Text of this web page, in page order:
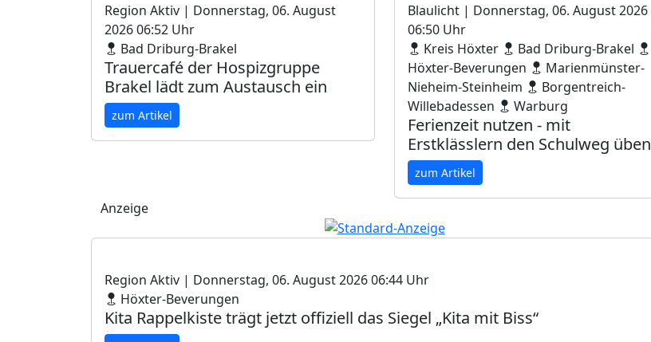
Region Aktiv | Donnerstag, 06. August
2026 06:52 Uhr
Bad Driburg-Brakel
Trauercafé der Hospizgruppe
Brakel lädt zum Austausch ein
zum Artikel
Blaulicht | Donnerstag, 06. August 2026
06:50 Uhr
Kreis Höxter
Bad Driburg-Brakel
Höxter-Beverungen
Marienmünster-
Nieheim-Steinheim
Borgentreich-
Willebadessen
Warburg
Ferienzeit nutzen - mit
Erstklässlern den Schulweg üben
zum Artikel
Anzeige
Region Aktiv | Donnerstag, 06. August 2026 06:44 Uhr
Höxter-Beverungen
Kita Rappelkiste trägt jetzt offiziell das Siegel „Kita mit Biss“